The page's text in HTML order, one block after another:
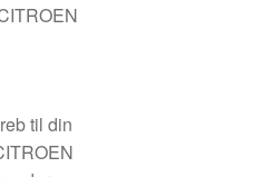
til din